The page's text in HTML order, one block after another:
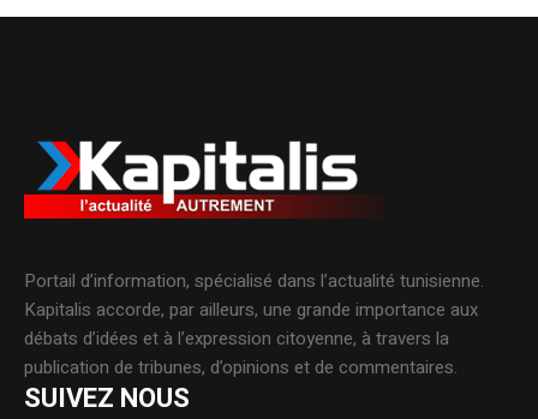
Portail d’information, spécialisé dans l’actualité tunisienne.
Kapitalis accorde, par ailleurs, une grande importance aux
débats d’idées et à l’expression citoyenne, à travers la
publication de tribunes, d’opinions et de commentaires.
SUIVEZ NOUS